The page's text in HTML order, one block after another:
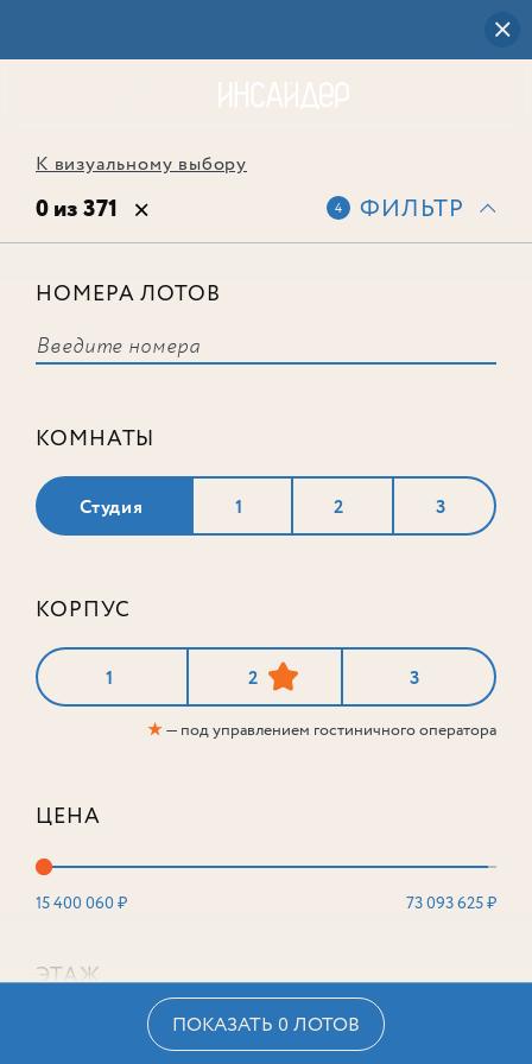
К визуальному выбору
0 из 371 4 ФИЛЬТР
НОМЕРА ЛОТОВ
КОМНАТЫ
Студия 1 2 3
КОРПУС
1 2 3
★— под управлением гостиничного оператора
ЦЕНА
15 400 060 ₽ 73 093 625 ₽
ЭТАЖ
ПОКАЗАТЬ 0 ЛОТОВ
соответствует ни одного лота